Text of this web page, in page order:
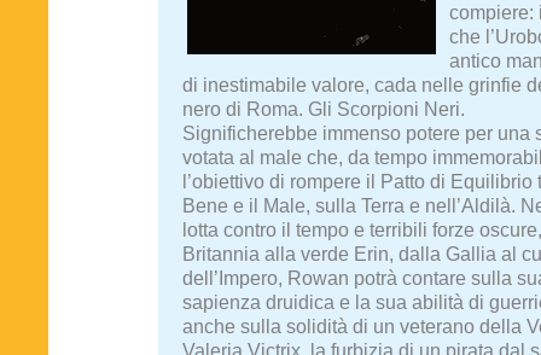
compiere:
che
antico
di inestimabile valore, cada nelle grinfie
nero di Roma. Gli Scorpioni Neri.
Significherebbe immenso potere per una
votata al male che, da tempo
l’obiettivo di rompere il Patto di Equilibrio
Bene e il Male, sulla Terra e nell’Aldilà.
lotta contro il tempo e terribili forze
Britannia alla verde Erin, dalla Gallia al
dell’Impero, Rowan potrà contare sulla
sapienza druidica e la sua abilità di
anche sulla solidità di un veterano della
Valeria Victrix, la furbizia di un pirata dal